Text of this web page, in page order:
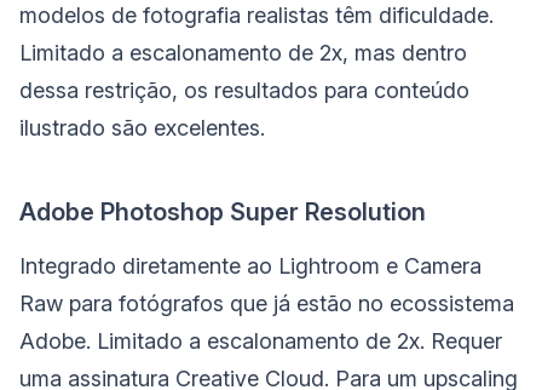
modelos de fotografia realistas têm dificuldade.
Limitado a escalonamento de 2x, mas dentro
dessa restrição, os resultados para conteúdo
ilustrado são excelentes.
Adobe Photoshop Super Resolution
Integrado diretamente ao Lightroom e Camera
Raw para fotógrafos que já estão no ecossistema
Adobe. Limitado a escalonamento de 2x. Requer
uma assinatura Creative Cloud. Para um upscaling